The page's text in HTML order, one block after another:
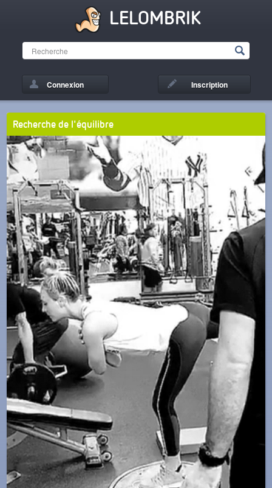
LELOMBRIK
Connexion Inscription
Recherche de l'équilibre